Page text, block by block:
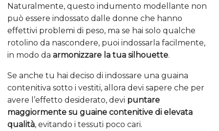
Naturalmente, questo indumento modellante non
può essere indossato dalle donne che hanno
effettivi problemi di peso, ma se hai solo qualche
rotolino da nascondere, puoi indossarla facilmente,
in modo da armonizzare la tua silhouette.
Se anche tu hai deciso di indossare una guaina
contenitiva sotto i vestiti, allora devi sapere che per
avere l’effetto desiderato, devi puntare
maggiormente su guaine contenitive di elevata
qualità, evitando i tessuti poco cari.